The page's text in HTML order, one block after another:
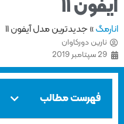
۱۱
»جدیدترین مدل آیفون ۱۱
نارین دورکاوان
29 سپتامبر 2019
فهرست مطالب